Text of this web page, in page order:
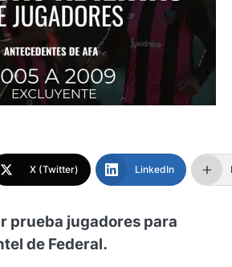
X (Twitter) LinkedIn
prueba jugadores para
de Federal.